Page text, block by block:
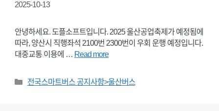
2025-10-13
안녕하세요. 도플소프트입니다. 2025 울산공업축제가 예정됨에
따라, 양산시 직행좌석 2100번 2300번이 우회 운행 예정입니다.
대중교통 이용에 … Read more
Categories
전국스마트버스 공지사항>울산버스